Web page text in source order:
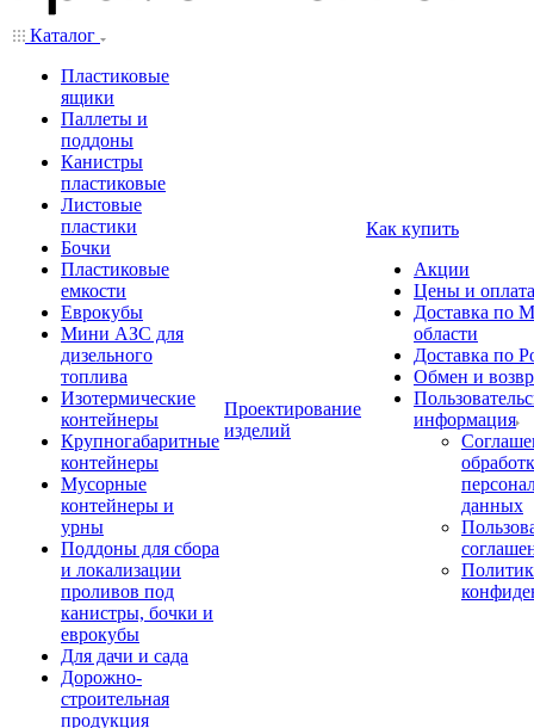
Каталог
Пластиковые
ящики
Паллеты и
поддоны
Канистры
пластиковые
Листовые
пластики
Бочки
Пластиковые
емкости
Еврокубы
Мини АЗС для
дизельного
топлива
Изотермические
контейнеры
Крупногабаритные
контейнеры
Мусорные
контейнеры и
урны
Поддоны для сбора
и локализации
проливов под
канистры, бочки и
еврокубы
Для дачи и сада
Дорожно-
строительная
продукция
Проектирование
изделий
Как купить
Акции
Цены и оплата
Доставка по
области
Доставка по
Обмен и
информация
данных